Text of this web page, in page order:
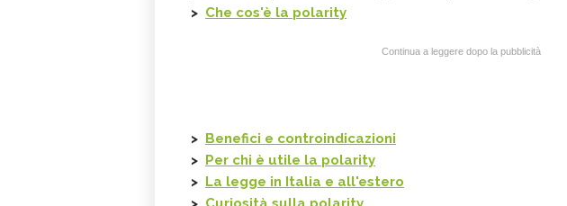
> Che cos'è la polarity
Continua a leggere dopo la pubblicità
> Benefici e controindicazioni
> Per chi è utile la polarity
> La legge in Italia e all'estero